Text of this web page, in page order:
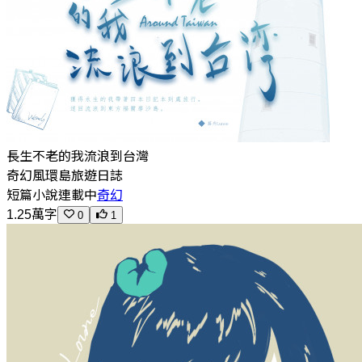
長生不老的我流浪到台灣
奇幻風環島旅遊日誌
短篇小說連載中奇幻
1.25萬字
0 1